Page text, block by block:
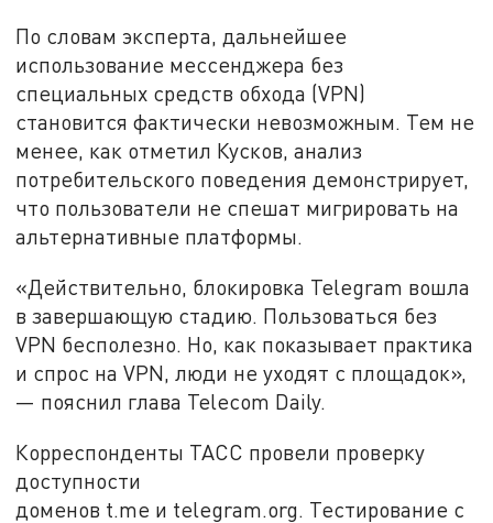
По словам эксперта, дальнейшее
использование мессенджера без
специальных средств обхода (VPN)
становится фактически невозможным. Тем не
менее, как отметил Кусков, анализ
потребительского поведения демонстрирует,
что пользователи не спешат мигрировать на
альтернативные платформы.
«Действительно, блокировка Telegram вошла
в завершающую стадию. Пользоваться без
VPN бесполезно. Но, как показывает практика
и спрос на VPN, люди не уходят с площадок»,
— пояснил глава Telecom Daily.
Корреспонденты ТАСС провели проверку
доступности
доменов t.me и telegram.org. Тестирование с